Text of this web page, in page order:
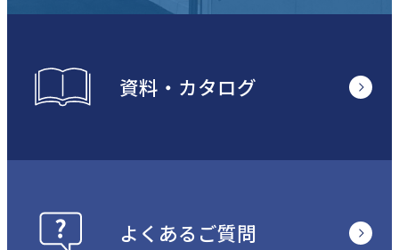
資料・カタログ
よくあるご質問